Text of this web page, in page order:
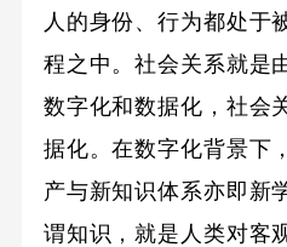
人的身份、行为都处于
程之中。社会关系就是
数字化和数据化，社会
据化。在数字化背景下
产与新知识体系亦即新
谓知识，就是人类对客